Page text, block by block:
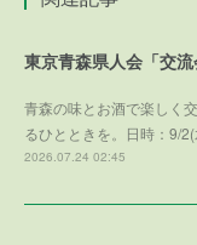
東京青森県人会「交
青森の味とお酒で楽しく
るひとときを。日時：9/
2026.07.24 02:45